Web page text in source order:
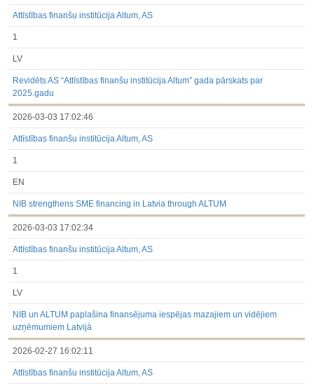
Attīstības finanšu institūcija Altum, AS
1
LV
Revidēts AS “Attīstības finanšu institūcija Altum” gada pārskats par
2025.gadu
2026-03-03 17:02:46
Attīstības finanšu institūcija Altum, AS
1
EN
NIB strengthens SME financing in Latvia through ALTUM
2026-03-03 17:02:34
Attīstības finanšu institūcija Altum, AS
1
LV
NIB un ALTUM paplašina finansējuma iespējas mazajiem un vidējiem
uzņēmumiem Latvijā
2026-02-27 16:02:11
Attīstības finanšu institūcija Altum, AS